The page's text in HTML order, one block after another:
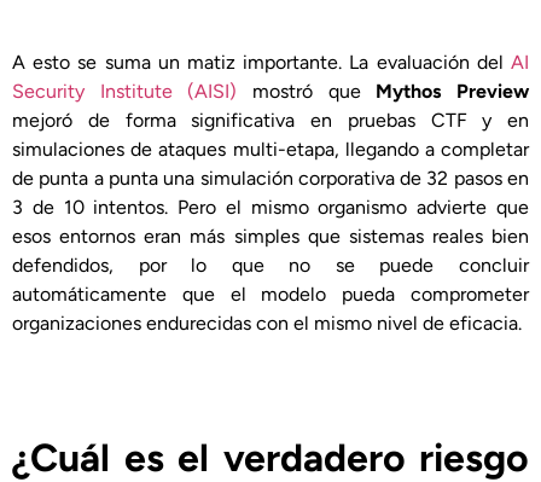
A esto se suma un matiz importante. La evaluación del AI
Security Institute (AISI) mostró que Mythos Preview
mejoró de forma significativa en pruebas CTF y en
simulaciones de ataques multi-etapa, llegando a completar
de punta a punta una simulación corporativa de 32 pasos en
3 de 10 intentos. Pero el mismo organismo advierte que
esos entornos eran más simples que sistemas reales bien
defendidos, por lo que no se puede concluir
automáticamente que el modelo pueda comprometer
organizaciones endurecidas con el mismo nivel de eficacia.
¿Cuál es el verdadero riesgo